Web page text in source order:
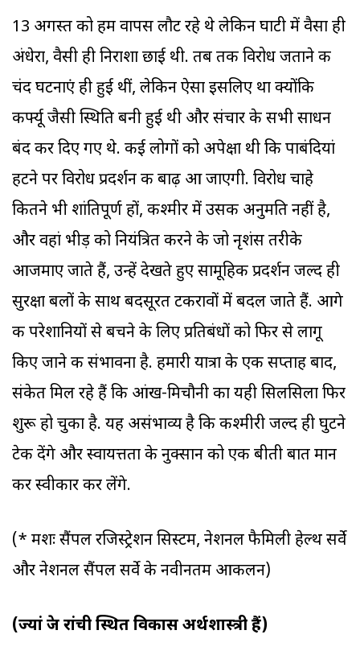
13 अगस्त को हम वापस लौट रहे थे लेकिन घाटी में वैसा ही
अंधेरा, वैसी ही निराशा छाई थी. तब तक विरोध जताने की
चंद घटनाएं ही हुई थीं, लेकिन ऐसा इसलिए था क्योंकि
कर्फ्यू जैसी स्थिति बनी हुई थी और संचार के सभी साधन
बंद कर दिए गए थे. कई लोगों को अपेक्षा थी कि पाबंदियां
हटने पर विरोध प्रदर्शन की बाढ़ आ जाएगी. विरोध चाहे
कितने भी शांतिपूर्ण हों, कश्मीर में उसकी अनुमति नहीं है,
और वहां भीड़ को नियंत्रित करने के जो नृशंस तरीके
आजमाए जाते हैं, उन्हें देखते हुए सामूहिक प्रदर्शन जल्द ही
सुरक्षा बलों के साथ बदसूरत टकरावों में बदल जाते हैं. आगे
की परेशानियों से बचने के लिए प्रतिबंधों को फिर से लागू
किए जाने की संभावना है. हमारी यात्रा के एक सप्ताह बाद,
संकेत मिल रहे हैं कि आंख-मिचौनी का यही सिलसिला फिर
शुरू हो चुका है. यह असंभाव्य है कि कश्मीरी जल्द ही घुटने
टेक देंगे और स्वायत्तता के नुक्सान को एक बीती बात मान
कर स्वीकार कर लेंगे.
(* क्रमशः सैंपल रजिस्ट्रेशन सिस्टम, नेशनल फैमिली हेल्थ सर्वे
और नेशनल सैंपल सर्वे के नवीनतम आकलन)
(ज्यां द्रेज रांची स्थित विकास अर्थशास्त्री हैं)